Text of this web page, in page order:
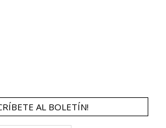
AL BOLETÍN!